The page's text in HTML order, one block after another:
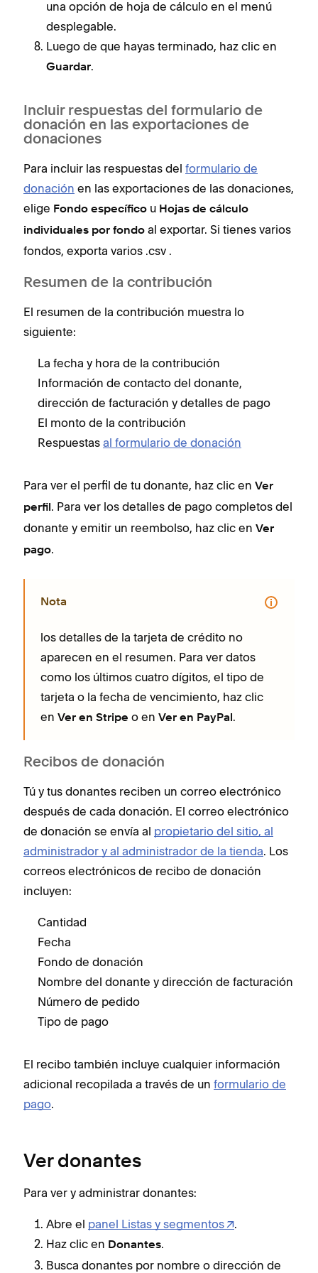
una opción de hoja de cálculo en el menú
desplegable.
Luego de que hayas terminado, haz clic en
Guardar.
Incluir respuestas del formulario de
donación en las exportaciones de
donaciones
Para incluir las respuestas del formulario de
donación en las exportaciones de las donaciones,
elige Fondo específico u Hojas de cálculo
individuales por fondo al exportar. Si tienes varios
fondos, exporta varios .csv .
Resumen de la contribución
El resumen de la contribución muestra lo
siguiente:
La fecha y hora de la contribución
Información de contacto del donante,
dirección de facturación y detalles de pago
El monto de la contribución
Respuestas al formulario de donación
Para ver el perfil de tu donante, haz clic en Ver
perfil . Para ver los detalles de pago completos del
donante y emitir un reembolso, haz clic en Ver
pago.
Nota
los detalles de la tarjeta de crédito no
aparecen en el resumen. Para ver datos
como los últimos cuatro dígitos, el tipo de
tarjeta o la fecha de vencimiento, haz clic
en Ver en Stripe o en Ver en PayPal .
Recibos de donación
Tú y tus donantes reciben un correo electrónico
después de cada donación. El correo electrónico
de donación se envía al propietario del sitio, al
administrador y al administrador de la tienda. Los
correos electrónicos de recibo de donación
incluyen:
Cantidad
Fecha
Fondo de donación
Nombre del donante y dirección de facturación
Número de pedido
Tipo de pago
El recibo también incluye cualquier información
adicional recopilada a través de un formulario de
pago.
Ver donantes
Para ver y administrar donantes:
Abre el panel Listas y segmentos
.
Haz clic en Donantes.
Busca donantes por nombre o dirección de